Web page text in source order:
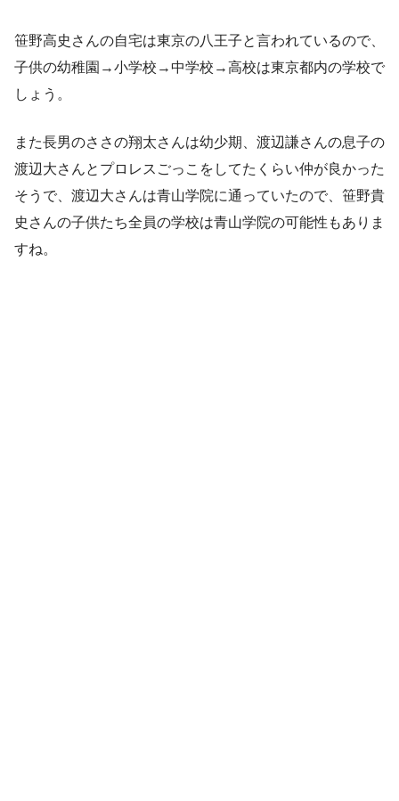
笹野高史さんの自宅は東京の八王子と言われているので、
子供の幼稚園→小学校→中学校→高校は東京都内の学校で
しょう。
また長男のささの翔太さんは幼少期、渡辺謙さんの息子の
渡辺大さんとプロレスごっこをしてたくらい仲が良かった
そうで、渡辺大さんは青山学院に通っていたので、笹野貴
史さんの子供たち全員の学校は青山学院の可能性もありま
すね。